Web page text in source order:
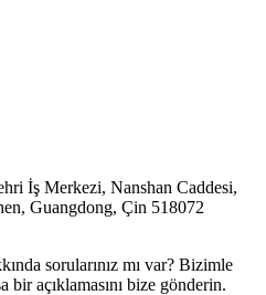
İş Merkezi, Nanshan Caddesi,
Guangdong, Çin 518072
sorularınız mı var? Bizimle
açıklamasını bize gönderin.